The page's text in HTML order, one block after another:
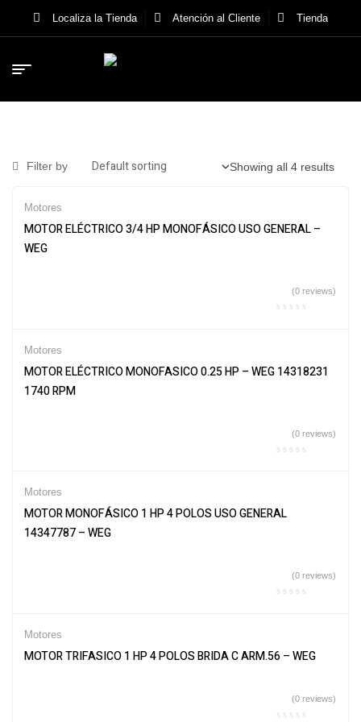
Localiza la Tienda Atención al Cliente Tienda
Filter by Showing all 4 results
Motores
MOTOR ELÉCTRICO 3/4 HP MONOFÁSICO USO GENERAL –
WEG
(0 reviews)
Motores
MOTOR ELÉCTRICO MONOFASICO 0.25 HP – WEG 14318231
1740 RPM
(0 reviews)
Motores
MOTOR MONOFÁSICO 1 HP 4 POLOS USO GENERAL
14347787 – WEG
(0 reviews)
Motores
MOTOR TRIFASICO 1 HP 4 POLOS BRIDA C ARM.56 – WEG
(0 reviews)